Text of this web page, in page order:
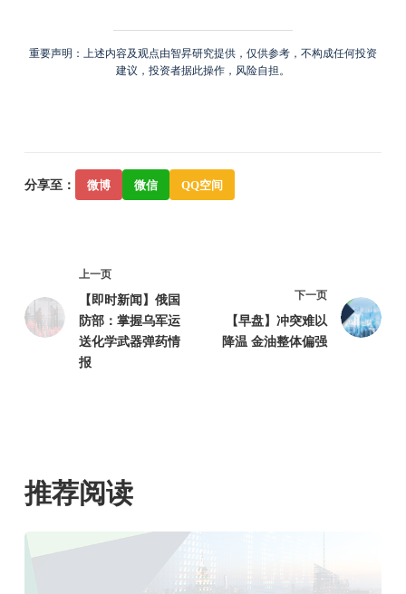
重要声明：上述内容及观点由智昇研究提供，仅供参考，不构成任何投资
建议，投资者据此操作，风险自担。
分享至： 微博 微信 QQ空间
上一页
【即时新闻】俄国
防部：掌握乌军运
送化学武器弹药情
报
下一页
【早盘】冲突难以
降温 金油整体偏强
推荐阅读